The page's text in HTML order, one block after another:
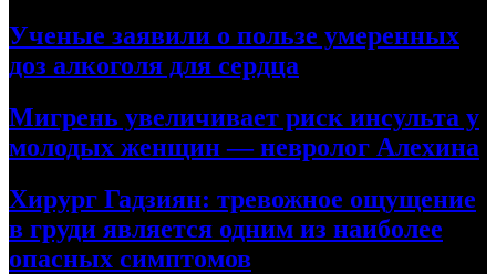
Ученые заявили о пользе умеренных
доз алкоголя для сердца
Мигрень увеличивает риск инсульта у
молодых женщин — невролог Алехина
Хирург Гадзиян: тревожное ощущение
в груди является одним из наиболее
опасных симптомов